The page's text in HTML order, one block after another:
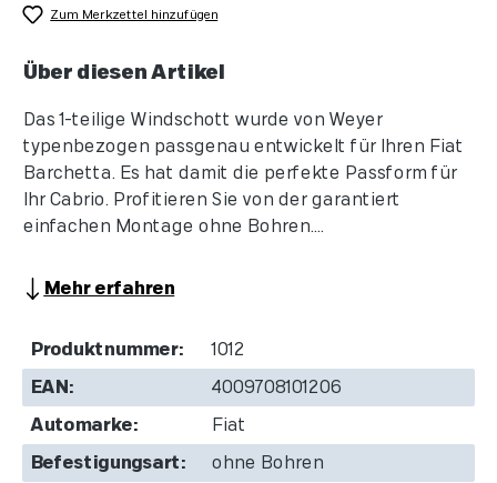
Zum Merkzettel hinzufügen
Über diesen Artikel
Das 1-teilige Windschott wurde von Weyer
typenbezogen passgenau entwickelt für Ihren Fiat
Barchetta. Es hat damit die perfekte Passform für
Ihr Cabrio. Profitieren Sie von der garantiert
einfachen Montage ohne Bohren....
Mehr erfahren
Produktnummer: 1012
EAN: 4009708101206
Automarke: Fiat
Befestigungsart: ohne Bohren